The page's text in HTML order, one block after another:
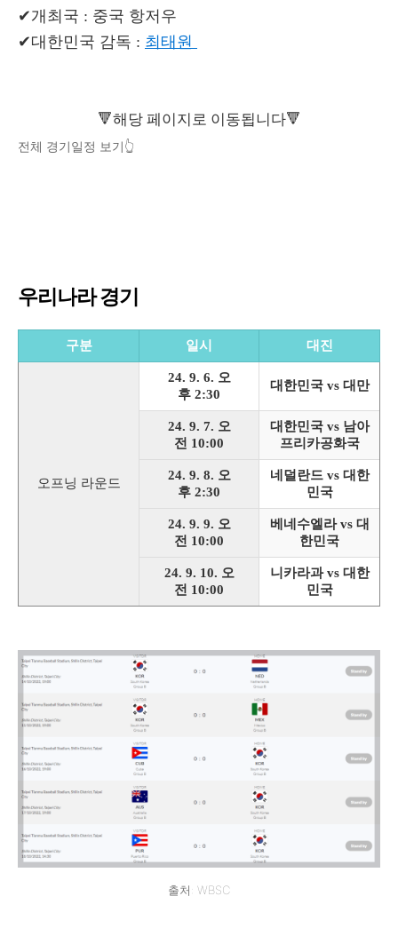
✔개최국 : 중국 항저우
✔대한민국 감독 : 최태원
🔻해당 페이지로 이동됩니다🔻
전체 경기일정 보기👆
우리나라 경기
구분 일시 대진
오프닝 라운드
24. 9. 6. 오
후 2:30
대한민국 vs 대만
24. 9. 7. 오
전 10:00
대한민국 vs 남아
프리카공화국
24. 9. 8. 오
후 2:30
네덜란드 vs 대한
민국
24. 9. 9. 오
전 10:00
베네수엘라 vs 대
한민국
24. 9. 10. 오
전 10:00
니카라과 vs 대한
민국
출처: WBSC